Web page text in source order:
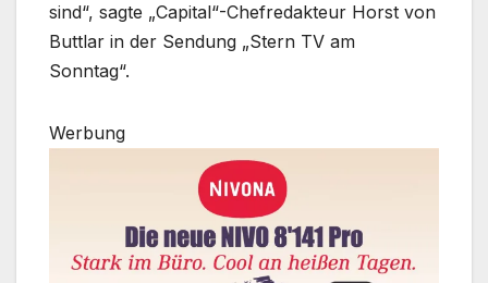
sind“, sagte „Capital“-Chefredakteur Horst von
Buttlar in der Sendung „Stern TV am
Sonntag“.
Werbung